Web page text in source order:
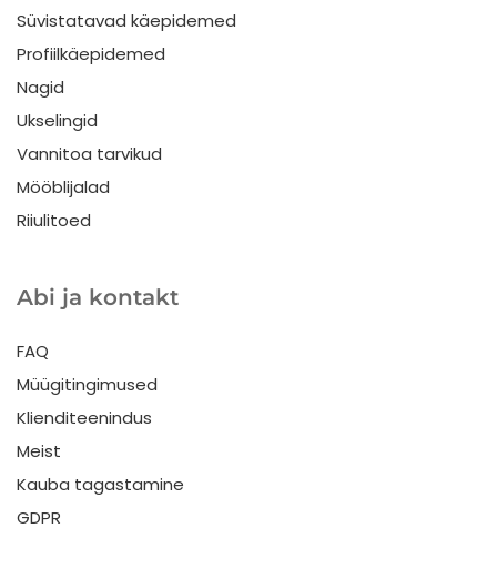
Süvistatavad käepidemed
Profiilkäepidemed
Nagid
Ukselingid
Vannitoa tarvikud
Mööblijalad
Riiulitoed
Abi ja kontakt
FAQ
Müügitingimused
Klienditeenindus
Meist
Kauba tagastamine
GDPR